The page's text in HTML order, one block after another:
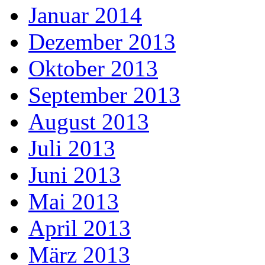
Januar 2014
Dezember 2013
Oktober 2013
September 2013
August 2013
Juli 2013
Juni 2013
Mai 2013
April 2013
März 2013